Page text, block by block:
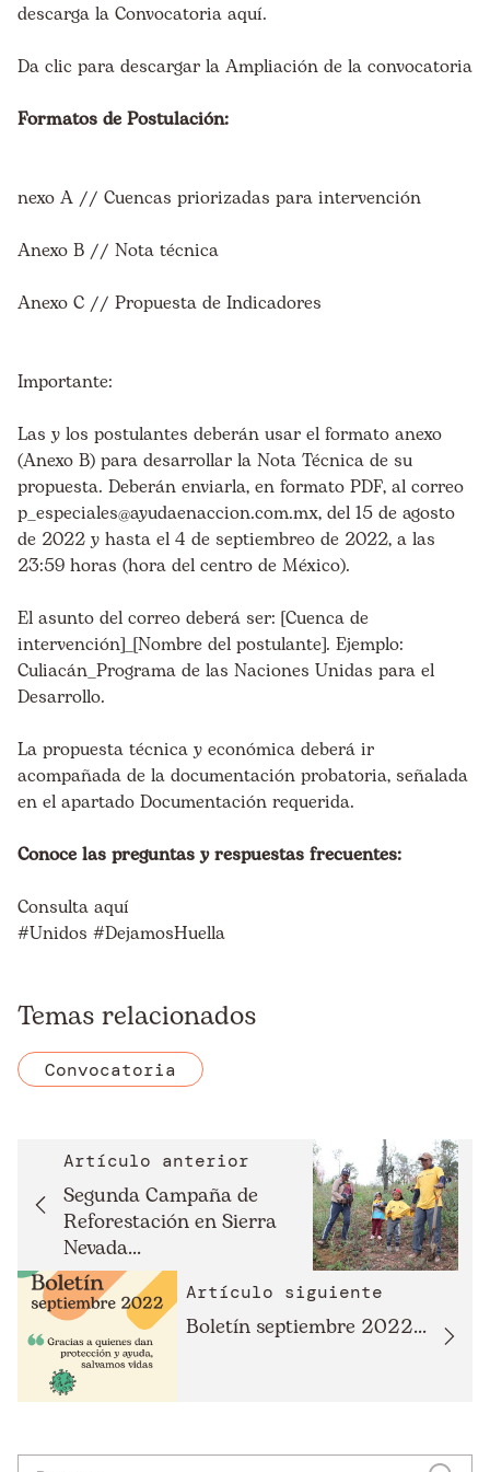
descarga la Convocatoria aquí.
Da clic para descargar la Ampliación de la convocatoria
Formatos de Postulación:
nexo A // Cuencas priorizadas para intervención
Anexo B // Nota técnica
Anexo C // Propuesta de Indicadores
Importante:
Las y los postulantes deberán usar el formato anexo
(Anexo B) para desarrollar la Nota Técnica de su
propuesta. Deberán enviarla, en formato PDF, al correo
p_especiales@ayudaenaccion.com.mx, del 15 de agosto
de 2022 y hasta el 4 de septiembreo de 2022, a las
23:59 horas (hora del centro de México).
El asunto del correo deberá ser: [Cuenca de
intervención]_[Nombre del postulante]. Ejemplo:
Culiacán_Programa de las Naciones Unidas para el
Desarrollo.
La propuesta técnica y económica deberá ir
acompañada de la documentación probatoria, señalada
en el apartado Documentación requerida.
Conoce las preguntas y respuestas frecuentes:
Consulta aquí
#Unidos #DejamosHuella
Temas relacionados
Convocatoria
Artículo anterior
Segunda Campaña de
Reforestación en Sierra
Nevada...
Artículo siguiente
Boletín septiembre 2022...